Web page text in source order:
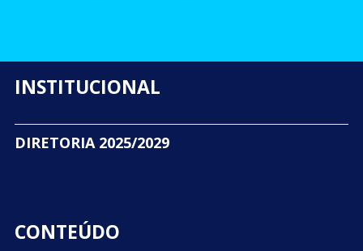
INSTITUCIONAL
DIRETORIA 2025/2029
CONTEÚDO